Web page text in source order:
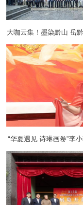
大咖云集！墨染黔山 岳
“华夏遇见 诗琳画卷”李
馆